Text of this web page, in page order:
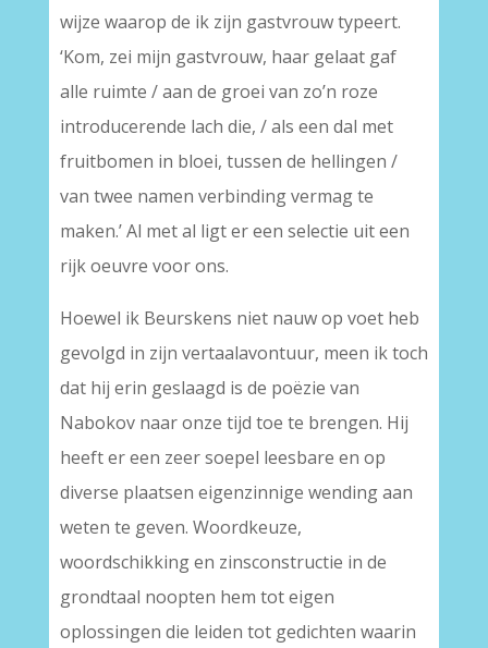
wijze waarop de ik zijn gastvrouw typeert.
‘Kom, zei mijn gastvrouw, haar gelaat gaf
alle ruimte / aan de groei van zo’n roze
introducerende lach die, / als een dal met
fruitbomen in bloei, tussen de hellingen /
van twee namen verbinding vermag te
maken.’ Al met al ligt er een selectie uit een
rijk oeuvre voor ons.
Hoewel ik Beurskens niet nauw op voet heb
gevolgd in zijn vertaalavontuur, meen ik toch
dat hij erin geslaagd is de poëzie van
Nabokov naar onze tijd toe te brengen. Hij
heeft er een zeer soepel leesbare en op
diverse plaatsen eigenzinnige wending aan
weten te geven. Woordkeuze,
woordschikking en zinsconstructie in de
grondtaal noopten hem tot eigen
oplossingen die leiden tot gedichten waarin